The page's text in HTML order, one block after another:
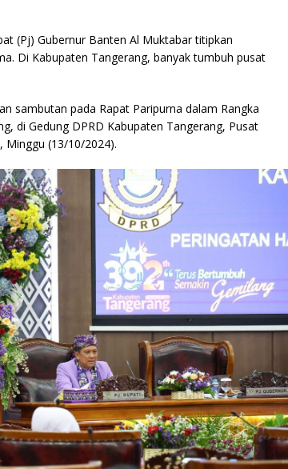
(Pj) Gubernur Banten Al Muktabar titipkan
Di Kabupaten Tangerang, banyak tumbuh pusat
sambutan pada Rapat Paripurna dalam Rangka
di Gedung DPRD Kabupaten Tangerang, Pusat
Minggu (13/10/2024).